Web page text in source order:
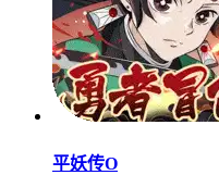
平妖传O